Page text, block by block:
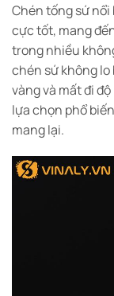
Chén tống sứ
cực tốt, mang
trong nhiều
chén sứ không
vàng và mất đi
lựa chọn phổ
mang lại.